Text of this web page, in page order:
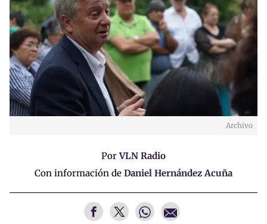
Archivo
PorVLN Radio
Con información de Daniel Hernández Acuña